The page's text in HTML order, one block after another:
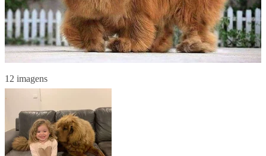
12 imagens